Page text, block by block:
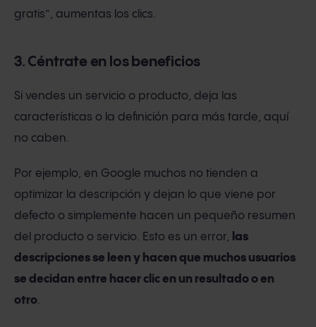
gratis”, aumentas los clics.
3. Céntrate en los beneficios
Si vendes un servicio o producto, deja las
características o la definición para más tarde, aquí
no caben.
Por ejemplo, en Google muchos no tienden a
optimizar la descripción y dejan lo que viene por
defecto o simplemente hacen un pequeño resumen
del producto o servicio. Esto es un error, las
descripciones se leen y hacen que muchos usuarios
se decidan entre hacer clic en un resultado o en
otro.